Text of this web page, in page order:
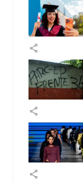
share
share
share